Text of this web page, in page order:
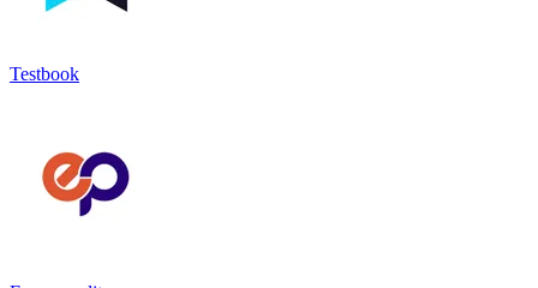
Testbook